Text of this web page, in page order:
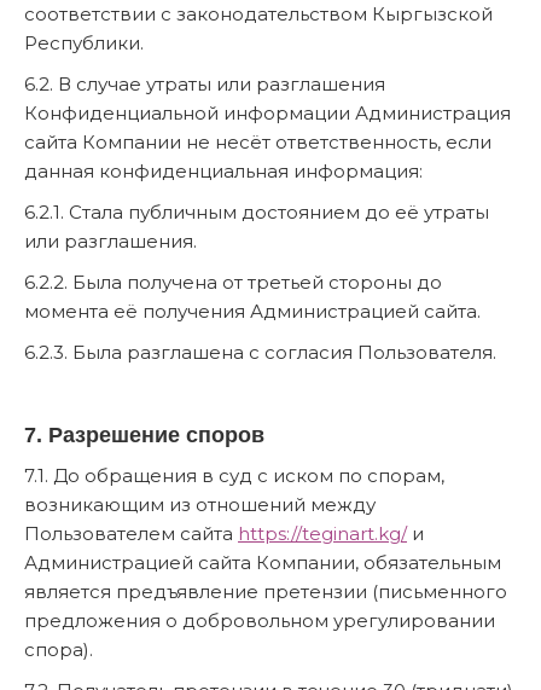
соответствии с законодательством Кыргызской
Республики.
6.2. В случае утраты или разглашения
Конфиденциальной информации Администрация
сайта Компании не несёт ответственность, если
данная конфиденциальная информация:
6.2.1. Стала публичным достоянием до её утраты
или разглашения.
6.2.2. Была получена от третьей стороны до
момента её получения Администрацией сайта.
6.2.3. Была разглашена с согласия Пользователя.
7. Разрешение споров
7.1. До обращения в суд с иском по спорам,
возникающим из отношений между
Пользователем сайта https://teginart.kg/и
Администрацией сайта Компании, обязательным
является предъявление претензии (письменного
предложения о добровольном урегулировании
спора).